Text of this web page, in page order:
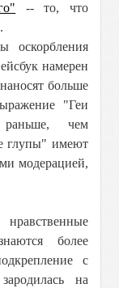
-- то, что
оскорбления
намерен
больше
"Геи
раньше, чем
глупы" имеют
модерацией,
более
с
на